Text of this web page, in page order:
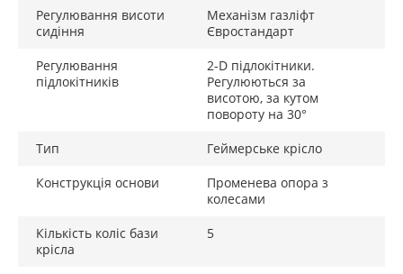
Регулювання висоти
сидіння
Механізм газліфт
Євростандарт
Регулювання
підлокітників
2-D підлокітники.
Регулюються за
висотою, за кутом
повороту на 30°
Тип
Геймерське крісло
Конструкція основи
Променева опора з
колесами
Кількість коліс бази
крісла
5